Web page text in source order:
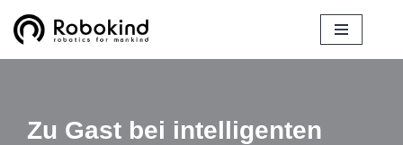
Zum
Zu Gast bei intelligenten